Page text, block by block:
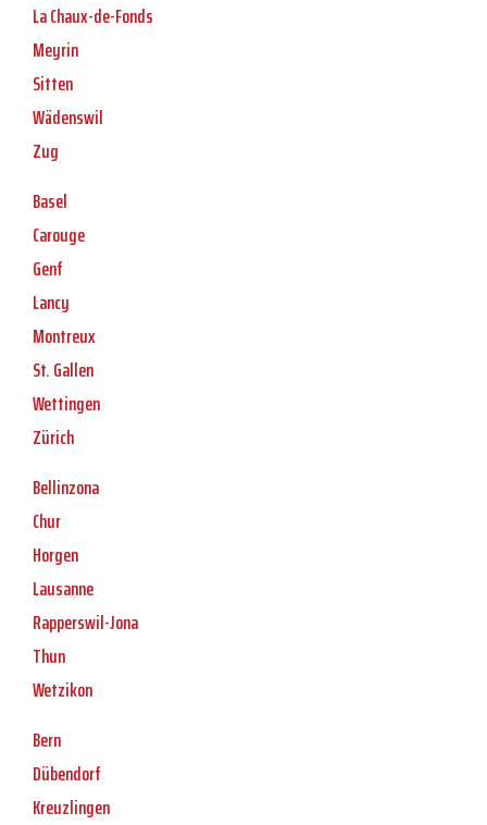
La Chaux-de-Fonds
Meyrin
Sitten
Wädenswil
Zug
Basel
Carouge
Genf
Lancy
Montreux
St. Gallen
Wettingen
Zürich
Bellinzona
Chur
Horgen
Lausanne
Rapperswil-Jona
Thun
Wetzikon
Bern
Dübendorf
Kreuzlingen